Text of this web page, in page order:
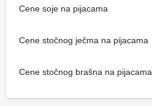
Cene soje na pijacama
Cene stočnog ječma na pijacama
Cene stočnog brašna na pijacama